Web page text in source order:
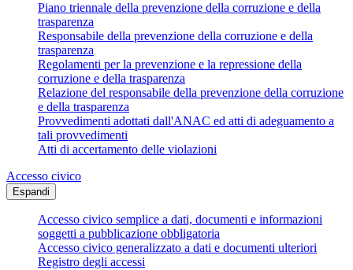
Piano triennale della prevenzione della corruzione e della
trasparenza
Responsabile della prevenzione della corruzione e della
trasparenza
Regolamenti per la prevenzione e la repressione della
corruzione e della trasparenza
Relazione del responsabile della prevenzione della corruzione
e della trasparenza
Provvedimenti adottati dall'ANAC ed atti di adeguamento a
tali provvedimenti
Atti di accertamento delle violazioni
Accesso civico
Espandi
Accesso civico semplice a dati, documenti e informazioni
soggetti a pubblicazione obbligatoria
Accesso civico generalizzato a dati e documenti ulteriori
Registro degli accessi